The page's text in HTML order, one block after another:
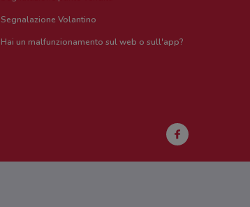
Segnalazione Volantino
Hai un malfunzionamento sul web o sull'app?